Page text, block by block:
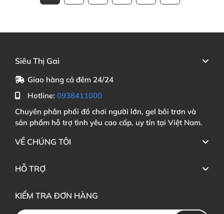
Siêu Thị Gai
Giao hàng cả đêm 24/24
Hotline: 0938411000
Chuyên phân phối đồ chơi người lớn, gel bôi trơn và
sản phẩm hỗ trợ tình yêu cao cấp, uy tín tại Việt Nam.
VỀ CHÚNG TÔI
HỖ TRỢ
KIỂM TRA ĐƠN HÀNG